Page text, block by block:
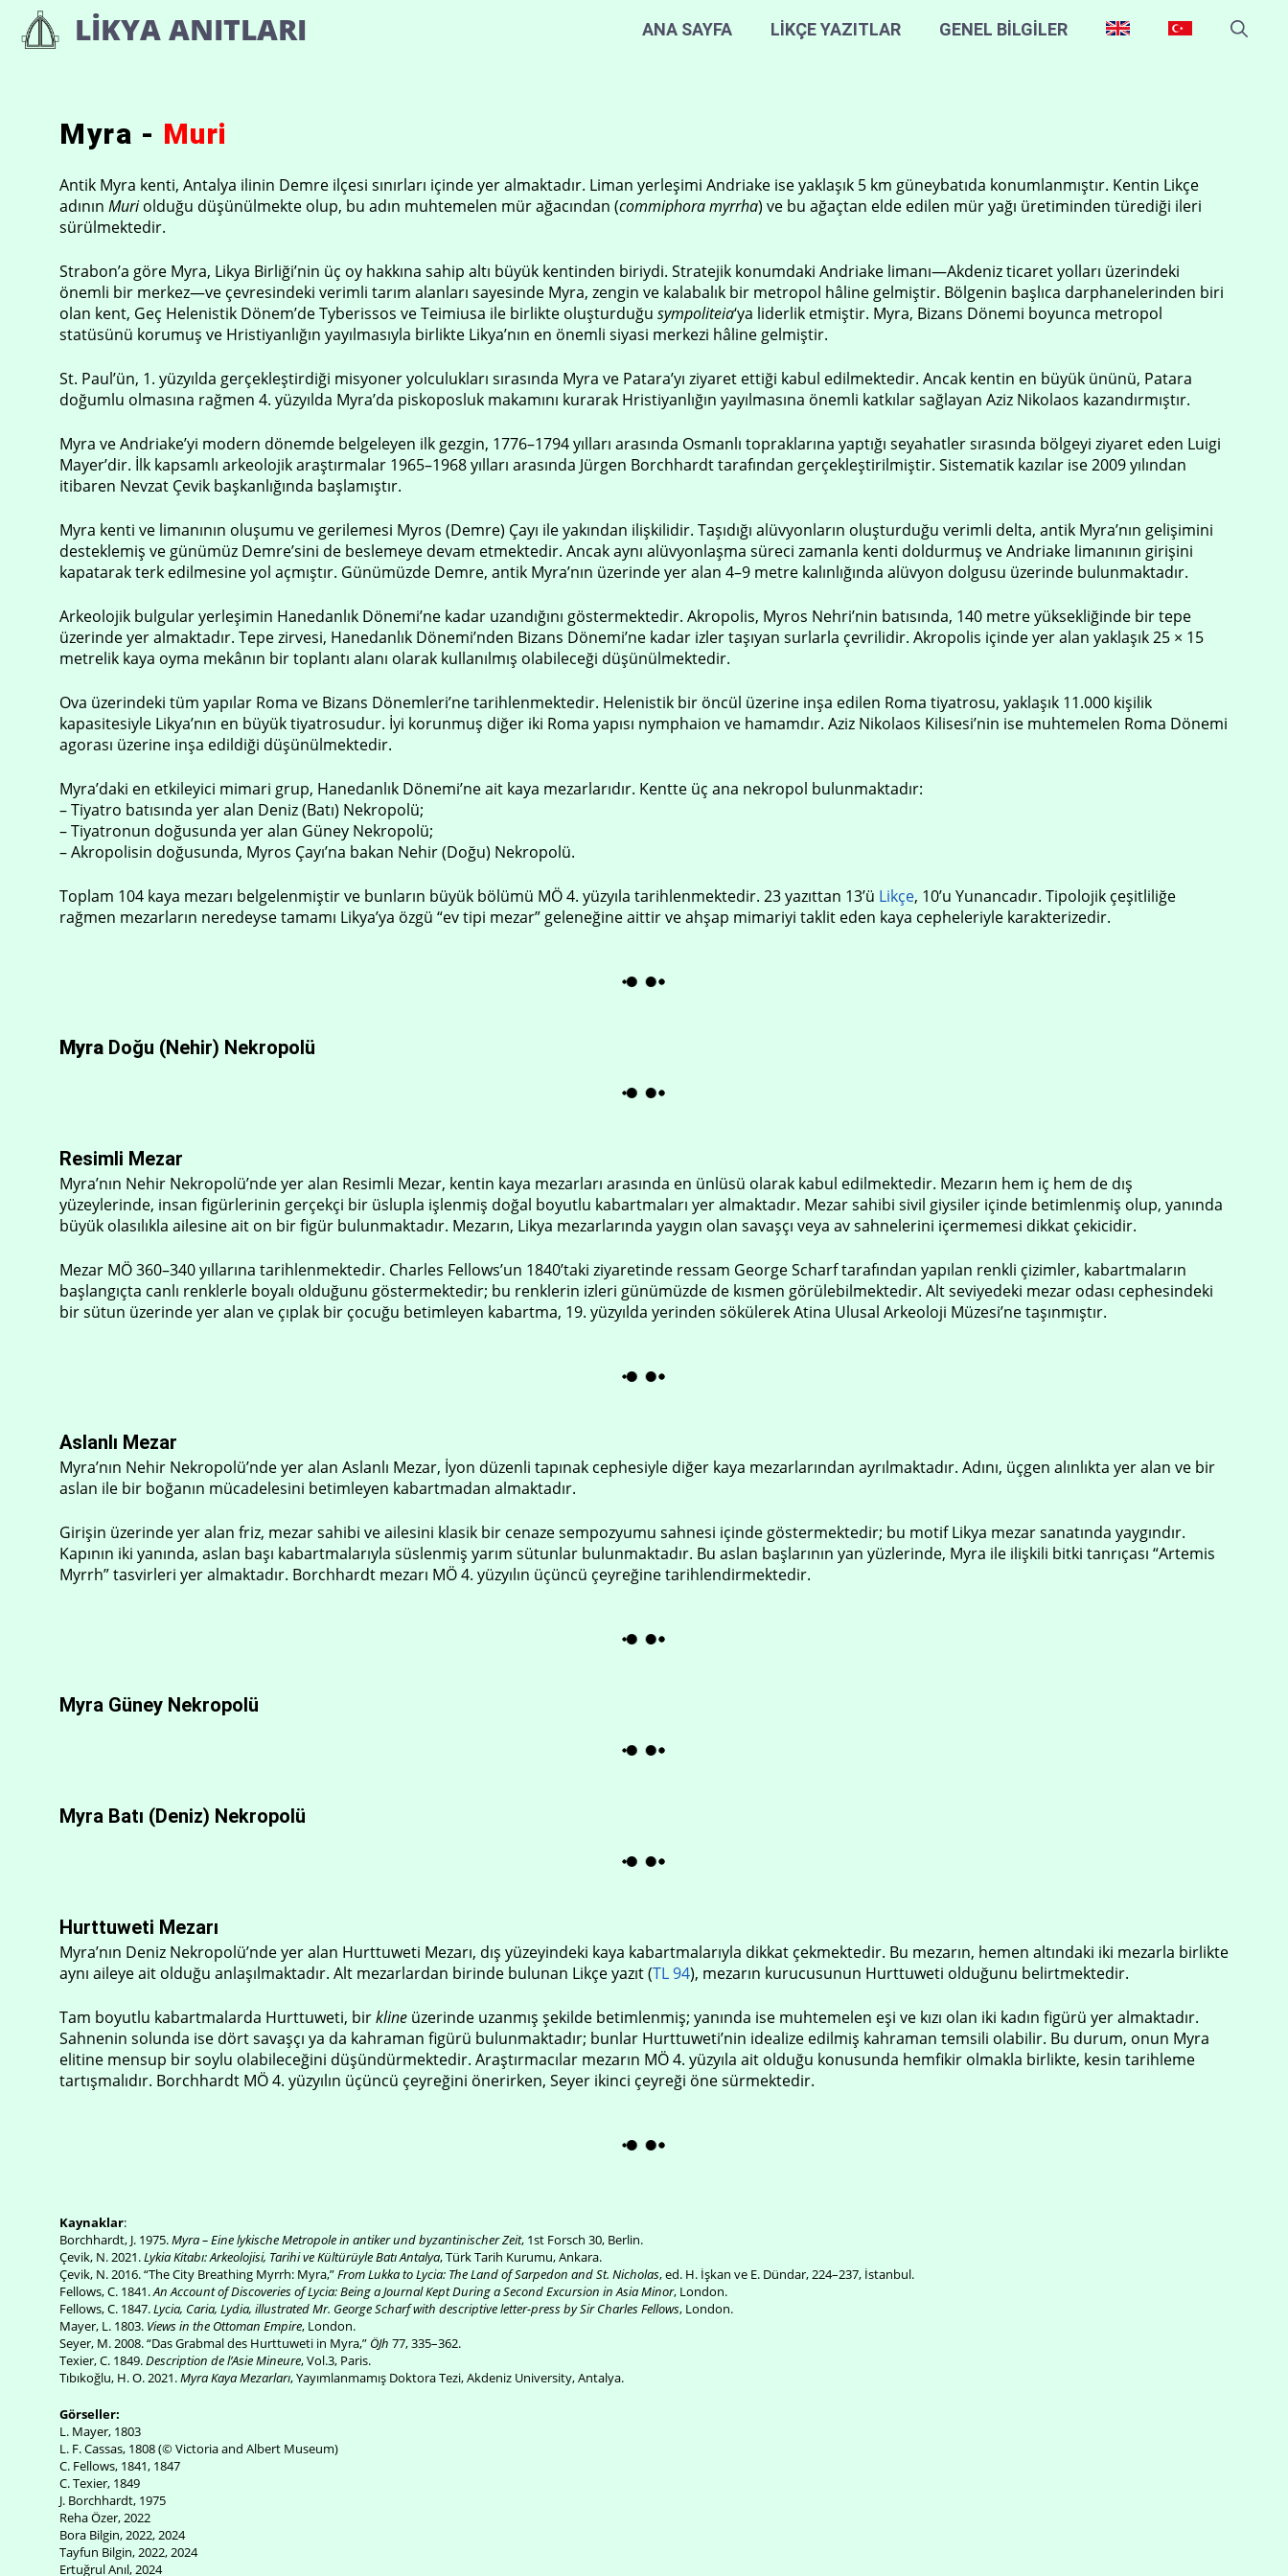
İçeriğe
atla
LIKYA ANITLARI ANA SAYFA LİKÇE YAZITLAR GENEL BİLGİLER
Myra - Muri
Antik Myra kenti, Antalya ilinin Demre ilçesi sınırları içinde yer almaktadır. Liman yerleşimi Andriake ise yaklaşık 5 km güneybatıda konumlanmıştır. Kentin Likçe
adının Muriolduğu düşünülmekte olup, bu adın muhtemelen mür ağacından (commiphora myrrha) ve bu ağaçtan elde edilen mür yağı üretiminden türediği ileri
sürülmektedir.
Strabon’a göre Myra, Likya Birliği’nin üç oy hakkına sahip altı büyük kentinden biriydi. Stratejik konumdaki Andriake limanı—Akdeniz ticaret yolları üzerindeki
önemli bir merkez—ve çevresindeki verimli tarım alanları sayesinde Myra, zengin ve kalabalık bir metropol hâline gelmiştir. Bölgenin başlıca darphanelerinden biri
olan kent, Geç Helenistik Dönem’de Tyberissos ve Teimiusa ile birlikte oluşturduğu sympoliteia‘ya liderlik etmiştir. Myra, Bizans Dönemi boyunca metropol
statüsünü korumuş ve Hristiyanlığın yayılmasıyla birlikte Likya’nın en önemli siyasi merkezi hâline gelmiştir.
St. Paul’ün, 1. yüzyılda gerçekleştirdiği misyoner yolculukları sırasında Myra ve Patara’yı ziyaret ettiği kabul edilmektedir. Ancak kentin en büyük ününü, Patara
doğumlu olmasına rağmen 4. yüzyılda Myra’da piskoposluk makamını kurarak Hristiyanlığın yayılmasına önemli katkılar sağlayan Aziz Nikolaos kazandırmıştır.
Myra ve Andriake’yi modern dönemde belgeleyen ilk gezgin, 1776–1794 yılları arasında Osmanlı topraklarına yaptığı seyahatler sırasında bölgeyi ziyaret eden Luigi
Mayer’dir. İlk kapsamlı arkeolojik araştırmalar 1965–1968 yılları arasında Jürgen Borchhardt tarafından gerçekleştirilmiştir. Sistematik kazılar ise 2009 yılından
itibaren Nevzat Çevik başkanlığında başlamıştır.
Myra kenti ve limanının oluşumu ve gerilemesi Myros (Demre) Çayı ile yakından ilişkilidir. Taşıdığı alüvyonların oluşturduğu verimli delta, antik Myra’nın gelişimini
desteklemiş ve günümüz Demre’sini de beslemeye devam etmektedir. Ancak aynı alüvyonlaşma süreci zamanla kenti doldurmuş ve Andriake limanının girişini
kapatarak terk edilmesine yol açmıştır. Günümüzde Demre, antik Myra’nın üzerinde yer alan 4–9 metre kalınlığında alüvyon dolgusu üzerinde bulunmaktadır.
Arkeolojik bulgular yerleşimin Hanedanlık Dönemi’ne kadar uzandığını göstermektedir. Akropolis, Myros Nehri’nin batısında, 140 metre yüksekliğinde bir tepe
üzerinde yer almaktadır. Tepe zirvesi, Hanedanlık Dönemi’nden Bizans Dönemi’ne kadar izler taşıyan surlarla çevrilidir. Akropolis içinde yer alan yaklaşık 25 × 15
metrelik kaya oyma mekânın bir toplantı alanı olarak kullanılmış olabileceği düşünülmektedir.
Ova üzerindeki tüm yapılar Roma ve Bizans Dönemleri’ne tarihlenmektedir. Helenistik bir öncül üzerine inşa edilen Roma tiyatrosu, yaklaşık 11.000 kişilik
kapasitesiyle Likya’nın en büyük tiyatrosudur. İyi korunmuş diğer iki Roma yapısı nymphaion ve hamamdır. Aziz Nikolaos Kilisesi’nin ise muhtemelen Roma Dönemi
agorası üzerine inşa edildiği düşünülmektedir.
Myra’daki en etkileyici mimari grup, Hanedanlık Dönemi’ne ait kaya mezarlarıdır. Kentte üç ana nekropol bulunmaktadır:
– Tiyatro batısında yer alan Deniz (Batı) Nekropolü;
– Tiyatronun doğusunda yer alan Güney Nekropolü;
– Akropolisin doğusunda, Myros Çayı’na bakan Nehir (Doğu) Nekropolü.
Toplam 104 kaya mezarı belgelenmiştir ve bunların büyük bölümü MÖ 4. yüzyıla tarihlenmektedir. 23 yazıttan 13’ü Likçe, 10’u Yunancadır. Tipolojik çeşitliliğe
rağmen mezarların neredeyse tamamı Likya’ya özgü “ev tipi mezar” geleneğine aittir ve ahşap mimariyi taklit eden kaya cepheleriyle karakterizedir.
Myra Doğu (Nehir) Nekropolü
Resimli Mezar
Myra’nın Nehir Nekropolü’nde yer alan Resimli Mezar, kentin kaya mezarları arasında en ünlüsü olarak kabul edilmektedir. Mezarın hem iç hem de dış
yüzeylerinde, insan figürlerinin gerçekçi bir üslupla işlenmiş doğal boyutlu kabartmaları yer almaktadır. Mezar sahibi sivil giysiler içinde betimlenmiş olup, yanında
büyük olasılıkla ailesine ait on bir figür bulunmaktadır. Mezarın, Likya mezarlarında yaygın olan savaşçı veya av sahnelerini içermemesi dikkat çekicidir.
Mezar MÖ 360–340 yıllarına tarihlenmektedir. Charles Fellows’un 1840’taki ziyaretinde ressam George Scharf tarafından yapılan renkli çizimler, kabartmaların
başlangıçta canlı renklerle boyalı olduğunu göstermektedir; bu renklerin izleri günümüzde de kısmen görülebilmektedir. Alt seviyedeki mezar odası cephesindeki
bir sütun üzerinde yer alan ve çıplak bir çocuğu betimleyen kabartma, 19. yüzyılda yerinden sökülerek Atina Ulusal Arkeoloji Müzesi’ne taşınmıştır.
Aslanlı Mezar
Myra’nın Nehir Nekropolü’nde yer alan Aslanlı Mezar, İyon düzenli tapınak cephesiyle diğer kaya mezarlarından ayrılmaktadır. Adını, üçgen alınlıkta yer alan ve bir
aslan ile bir boğanın mücadelesini betimleyen kabartmadan almaktadır.
Girişin üzerinde yer alan friz, mezar sahibi ve ailesini klasik bir cenaze sempozyumu sahnesi içinde göstermektedir; bu motif Likya mezar sanatında yaygındır.
Kapının iki yanında, aslan başı kabartmalarıyla süslenmiş yarım sütunlar bulunmaktadır. Bu aslan başlarının yan yüzlerinde, Myra ile ilişkili bitki tanrıçası “Artemis
Myrrh” tasvirleri yer almaktadır. Borchhardt mezarı MÖ 4. yüzyılın üçüncü çeyreğine tarihlendirmektedir.
Myra Güney Nekropolü
Myra Batı (Deniz) Nekropolü
Hurttuweti Mezarı
Myra’nın Deniz Nekropolü’nde yer alan Hurttuweti Mezarı, dış yüzeyindeki kaya kabartmalarıyla dikkat çekmektedir. Bu mezarın, hemen altındaki iki mezarla birlikte
aynı aileye ait olduğu anlaşılmaktadır. Alt mezarlardan birinde bulunan Likçe yazıt (TL 94), mezarın kurucusunun Hurttuweti olduğunu belirtmektedir.
Tam boyutlu kabartmalarda Hurttuweti, birkline üzerinde uzanmış şekilde betimlenmiş; yanında ise muhtemelen eşi ve kızı olan iki kadın figürü yer almaktadır.
Sahnenin solunda ise dört savaşçı ya da kahraman figürü bulunmaktadır; bunlar Hurttuweti’nin idealize edilmiş kahraman temsili olabilir. Bu durum, onun Myra
elitine mensup bir soylu olabileceğini düşündürmektedir. Araştırmacılar mezarın MÖ 4. yüzyıla ait olduğu konusunda hemfikir olmakla birlikte, kesin tarihleme
tartışmalıdır. Borchhardt MÖ 4. yüzyılın üçüncü çeyreğini önerirken, Seyer ikinci çeyreği öne sürmektedir.
Kaynaklar:
Borchhardt, J. 1975.Myra – Eine lykische Metropole in antiker und byzantinischer Zeit, 1st Forsch 30, Berlin.
Çevik, N. 2021.Lykia Kitabı: Arkeolojisi, Tarihi ve Kültürüyle Batı Antalya, Türk Tarih Kurumu, Ankara.
Çevik, N. 2016. “The City Breathing Myrrh: Myra,”From Lukka to Lycia: The Land of Sarpedon and St. Nicholas, ed. H. İşkan ve E. Dündar, 224–237, İstanbul.
Fellows, C. 1841.An Account of Discoveries of Lycia: Being a Journal Kept During a Second Excursion in Asia Minor, London.
Fellows, C. 1847.Lycia, Caria, Lydia, illustrated Mr. George Scharf with descriptive letter-press by Sir Charles Fellows, London.
Mayer, L. 1803. Views in the Ottoman Empire, London.
Seyer, M. 2008. “Das Grabmal des Hurttuweti in Myra,” ÖJh 77, 335–362.
Texier, C. 1849.Description de l’Asie Mineure, Vol.3, Paris.
Tıbıkoğlu, H. O. 2021.Myra Kaya Mezarları, Yayımlanmamış Doktora Tezi, Akdeniz University, Antalya.
Görseller:
L. Mayer, 1803
L. F. Cassas, 1808 (© Victoria and Albert Museum)
C. Fellows, 1841, 1847
C. Texier, 1849
J. Borchhardt, 1975
Reha Özer, 2022
Bora Bilgin, 2022, 2024
Tayfun Bilgin, 2022, 2024
Ertuğrul Anıl, 2024